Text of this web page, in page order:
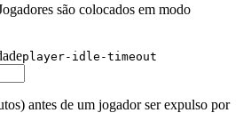
são colocados em modo
player-idle-timeout
antes de um jogador ser expulso por